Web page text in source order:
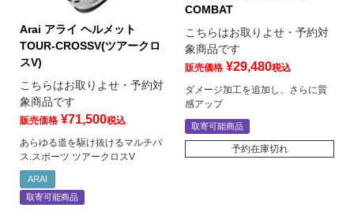
Arai アライ ヘルメット
TOUR-CROSSV(ツアークロ
スV)
こちらはお取りよせ・予約対
象商品です
販売価格 ¥71,500税込
あらゆる道を駆け抜けるマルチパ
ス.スポーツ ツアークロスV
ARAI
取寄可能商品
COMBAT
こちらはお取りよせ・予約対
象商品です
販売価格 ¥29,480税込
ダメージ加工を追加し、さらに質
感アップ
取寄可能商品
予約在庫切れ